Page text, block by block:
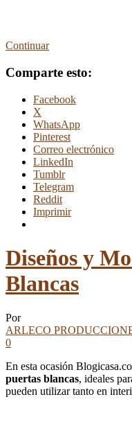
Continuar
Comparte esto:
Facebook
X
WhatsApp
Pinterest
Correo electrónico
LinkedIn
Tumblr
Telegram
Reddit
Imprimir
Diseños y
Blancas
Por
ARLECO
0
En esta ocasión
puertas blancas, ideales
pueden utilizar tanto en